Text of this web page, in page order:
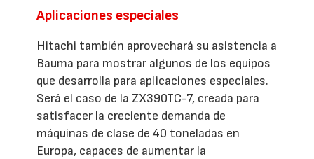
Aplicaciones especiales
Hitachi también aprovechará su asistencia a
Bauma para mostrar algunos de los equipos
que desarrolla para aplicaciones especiales.
Será el caso de la ZX390TC-7, creada para
satisfacer la creciente demanda de
máquinas de clase de 40 toneladas en
Europa, capaces de aumentar la